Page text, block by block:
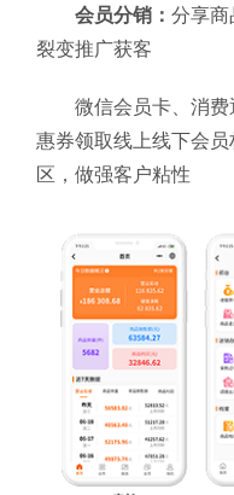
会员分销： 分享商
裂变推广获客
微信会员卡、消
惠券领取线上线下会
区，做强客户粘性